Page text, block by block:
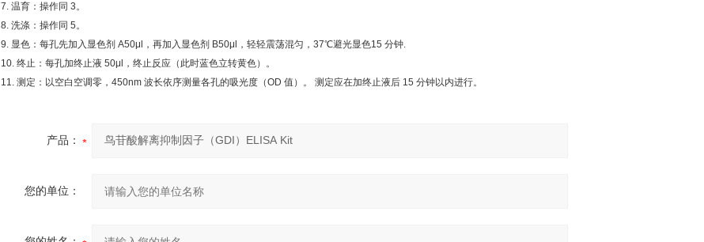
7. 温育：操作同 3。
8. 洗涤：操作同 5。
9. 显色：每孔先加入显色剂 A50μl ，再加入显色剂 B50μl ，轻轻震荡混匀， 37℃避光显色15 分钟.
10. 终止：每孔加终止液 50μl
，终止反应（此时蓝色立转黄色）。
11. 测定：以空白空调零， 450nm 波长依序测量各孔的吸光度（OD 值）。 测定应在加终止液后 15 分钟以内进行。
产品：
您的单位：